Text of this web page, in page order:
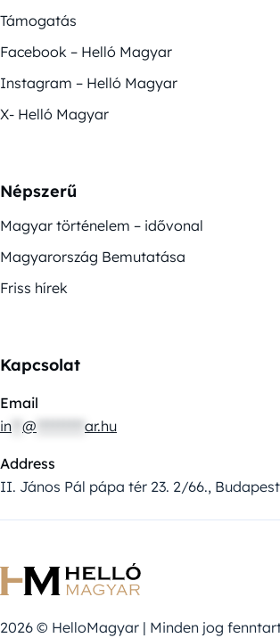
Támogatás
Facebook – Helló Magyar
Instagram – Helló Magyar
X- Helló Magyar
Népszerű
Magyar történelem – idővonal
Magyarország Bemutatása
Friss hírek
Kapcsolat
Email
in @ ar.hu
Address
II. János Pál pápa tér 23. 2/66.,
2026 © HelloMagyar | Minden jog